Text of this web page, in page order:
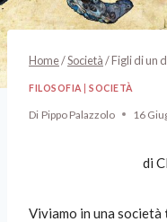
Home/Società/Figli di un
FILOSOFIA |SOCIETÀ
Di Pippo Palazzolo 16
di
Viviamo in una società